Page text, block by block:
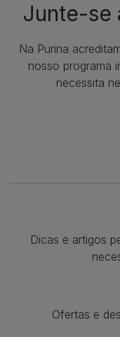
Junte-se
Na Purina
nosso programa
necessita
Dicas e artigos
Ofertas e